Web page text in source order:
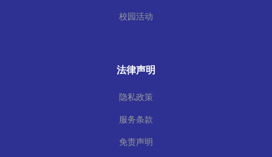
校园活动
法律声明
隐私政策
服务条款
免责声明